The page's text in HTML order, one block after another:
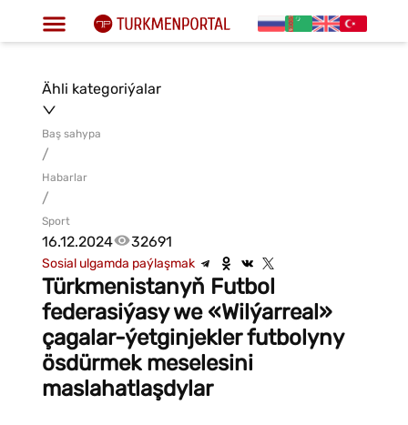
Ähli kategoriýalar
Baş sahypa
/
Habarlar
/
Sport
16.12.2024 32691
Sosial ulgamda paýlaşmak
Türkmenistanyň Futbol
federasiýasy we «Wilýarreal»
çagalar-ýetginjekler futbolyny
ösdürmek meselesini
maslahatlaşdylar